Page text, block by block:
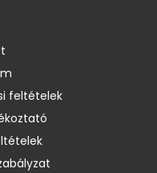
feltételek